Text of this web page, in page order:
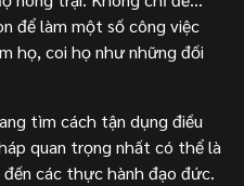
để làm một số công việc
họ, coi họ như những đối
tìm cách tận dụng điều
quan trọng nhất có thể là
các thực hành đạo đức.